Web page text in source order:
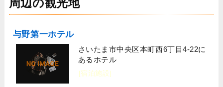
周辺の観光地
与野第一ホテル
さいたま市中央区本町西6丁目4-22に
あるホテル
[宿泊施設]